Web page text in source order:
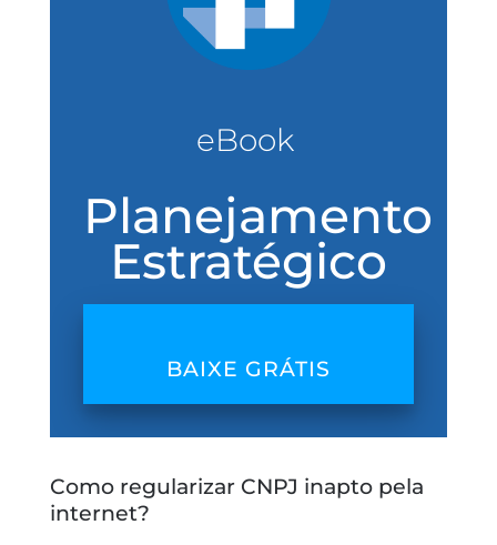
eBook
Planejamento
Estratégico
BAIXE GRÁTIS
Como regularizar CNPJ inapto pela
internet?